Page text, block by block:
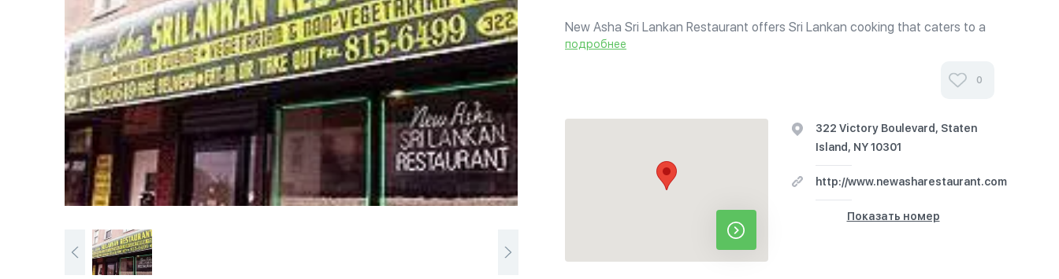
New Asha Sri Lankan Restaurant offers Sri Lankan cooking that caters to a
thriving immigrant community that demands great food. Catering to the
подробнее
0
322 Victory Boulevard, Staten
Island, NY 10301
http://www.newasharestaurant.com
Показать номер